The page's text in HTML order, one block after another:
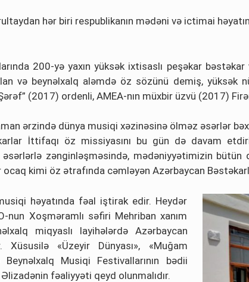
hər biri respublikanın mədəni və ictimai
200-yə yaxın yüksək ixtisaslı peşəkar
və beynəlxalq aləmdə öz sözünü demiş, yüksək
(2017) ordenli, AMEA-nın müxbir üzvü (2017)
ərzində dünya musiqi xəzinəsinə ölməz əsərlər
İttifaqı öz missiyasını bu gün də davam
zənginləşməsində, mədəniyyətimizin bütün
kimi öz ətrafında cəmləyən Azərbaycan
həyatında fəal iştirak edir. Heydər
nun Xoşməramlı səfiri Mehriban xanım
miqyaslı layihələrdə Azərbaycan
Xüsusilə «Üzeyir Dünyası», «Muğam
Musiqi Festivallarının bədii
fəaliyyəti qeyd olunmalıdır.